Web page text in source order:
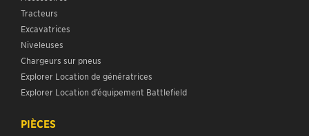
Tracteurs
Excavatrices
Niveleuses
Chargeurs sur pneus
Explorer Location de génératrices
Explorer Location d’équipement Battlefield
PIÈCES